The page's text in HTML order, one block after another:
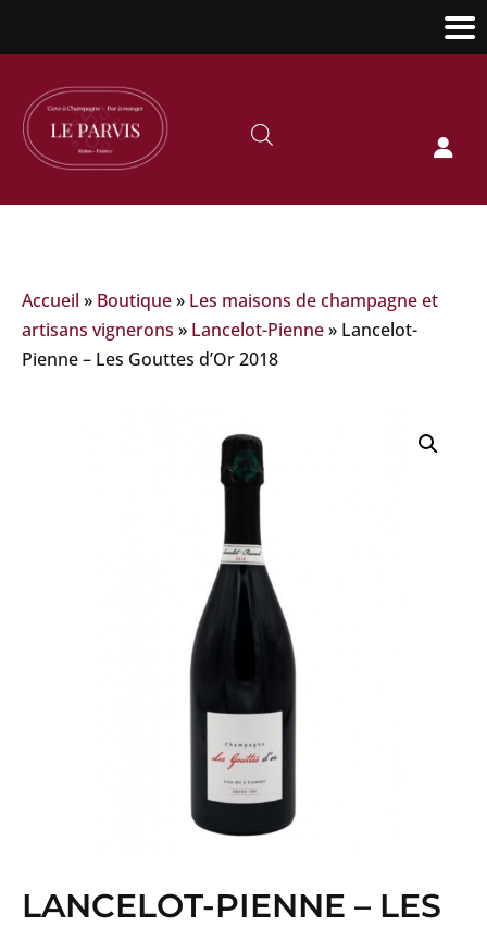

Accueil » Boutique» Les maisons de champagne et
artisans vignerons » Lancelot-Pienne» Lancelot-
Pienne – Les Gouttes d’Or 2018
LANCELOT-PIENNE – LES